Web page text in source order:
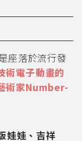
座落於流行發
術電子動畫的
術家Number-
娃娃、吉祥